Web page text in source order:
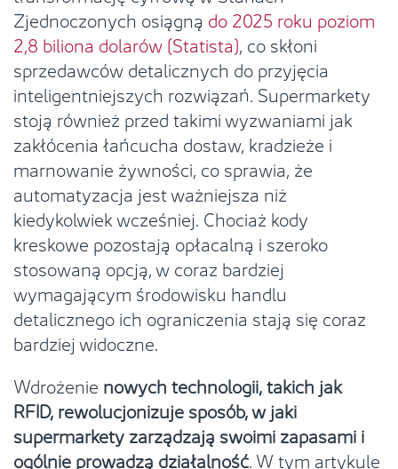
Zjednoczonych osiągną do 2025 roku poziom
2,8 biliona dolarów (Statista), co skłoni
sprzedawców detalicznych do przyjęcia
inteligentniejszych rozwiązań. Supermarkety
stoją również przed takimi wyzwaniami jak
zakłócenia łańcucha dostaw, kradzieże i
marnowanie żywności, co sprawia, że
automatyzacja jest ważniejsza niż
kiedykolwiek wcześniej. Chociaż kody
kreskowe pozostają opłacalną i szeroko
stosowaną opcją, w coraz bardziej
wymagającym środowisku handlu
detalicznego ich ograniczenia stają się coraz
bardziej widoczne.
Wdrożenie nowych technologii, takich jak
RFID, rewolucjonizuje sposób, w jaki
supermarkety zarządzają swoimi zapasami i
ogólnie prowadzą działalność. W tym artykule